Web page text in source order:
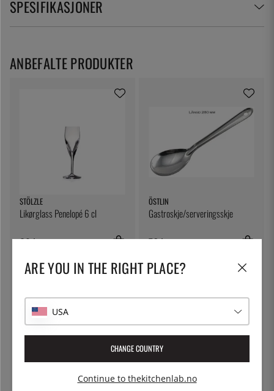
SPESIFIKASJONER
STÖLZLE
Likørglass Penelopé 6 cl
89 kr
ÖSTLIN
Gastroskje/serveringsskje
76 kr
STÖLZLE
ANBEFALTE PRODUKTER
ARE YOU IN THE RIGHT PLACE?
USA
CHANGE COUNTRY
Continue to thekitchenlab.no